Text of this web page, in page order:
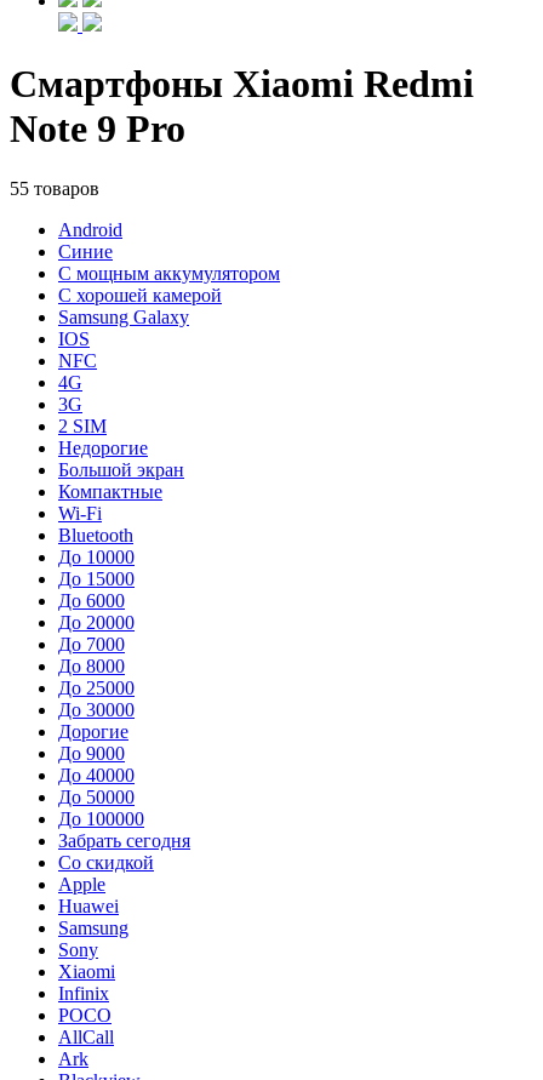
Смартфоны Xiaomi Redmi
Note 9 Pro
55 товаров
Android
Синие
С мощным аккумулятором
С хорошей камерой
Samsung Galaxy
IOS
NFC
4G
3G
2 SIM
Недорогие
Большой экран
Компактные
Wi-Fi
Bluetooth
До 10000
До 15000
До 6000
До 20000
До 7000
До 8000
До 25000
До 30000
Дорогие
До 9000
До 40000
До 50000
До 100000
Забрать сегодня
Со скидкой
Apple
Huawei
Samsung
Sony
Xiaomi
Infinix
POCO
AllCall
Ark